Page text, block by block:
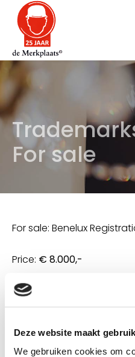
Deze website maakt
We gebruiken cookies om
For sale
For sale: Benelux
Price: € 8.000,-
Are you interested in this